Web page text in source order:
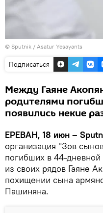
© Sputnik / Asatur Yesayants
Подписаться
Между Гаяне
родителями
появились некие
ЕРЕВАН, 18 июн –
организация "Зов
погибших в 44-
из своих рядов Гаяне
похищении сына
Пашиняна.